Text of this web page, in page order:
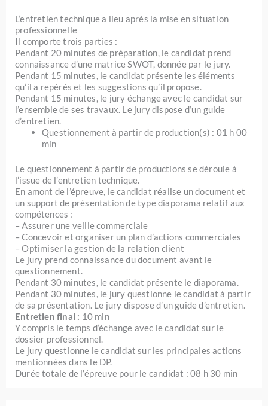
L’entretien technique a lieu après la mise en situation
professionnelle
Il comporte trois parties :
Pendant 20 minutes de préparation, le candidat prend
connaissance d’une matrice SWOT, donnée par le jury.
Pendant 15 minutes, le candidat présente les éléments
qu’il a repérés et les suggestions qu’il propose.
Pendant 15 minutes, le jury échange avec le candidat sur
l’ensemble de ses travaux. Le jury dispose d’un guide
d’entretien.
Questionnement à partir de production(s) : 01 h 00
min
Le questionnement à partir de productions se déroule à
l’issue de l’entretien technique.
En amont de l’épreuve, le candidat réalise un document et
un support de présentation de type diaporama relatif aux
compétences :
– Assurer une veille commerciale
– Concevoir et organiser un plan d’actions commerciales
– Optimiser la gestion de la relation client
Le jury prend connaissance du document avant le
questionnement.
Pendant 30 minutes, le candidat présente le diaporama.
Pendant 30 minutes, le jury questionne le candidat à partir
de sa présentation. Le jury dispose d’un guide d’entretien.
Entretien final : 10 min
Y compris le temps d’échange avec le candidat sur le
dossier professionnel.
Le jury questionne le candidat sur les principales actions
mentionnées dans le DP.
Durée totale de l’épreuve pour le candidat : 08 h 30 min